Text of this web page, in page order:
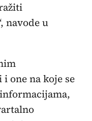
navode u
one na koje se